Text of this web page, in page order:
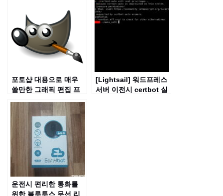
포토샵 대용으로 매우
쓸만한 그래픽 편집 프
[Lightsail] 워드프레스
서버 이전시 certbot 실
운전시 편리한 통화를
위한 블루투스 무선 리